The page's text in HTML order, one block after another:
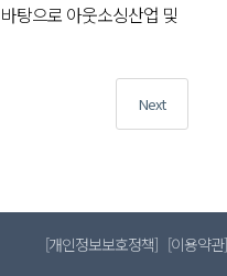
탕으로 아웃소싱산업 및
NextNext
post:
[개인정보보호정책] [이용약관]